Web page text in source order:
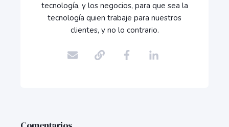
tecnología, y los negocios, para que sea la
tecnología quien trabaje para nuestros
clientes, y no lo contrario.